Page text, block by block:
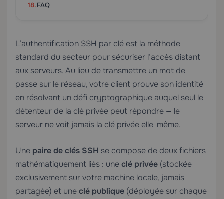
FAQ
L’authentification SSH par clé est la méthode
standard du secteur pour sécuriser l’accès distant
aux serveurs. Au lieu de transmettre un mot de
passe sur le réseau, votre client prouve son identité
en résolvant un défi cryptographique auquel seul le
détenteur de la clé privée peut répondre — le
serveur ne voit jamais la clé privée elle-même.
Une paire de clés SSH se compose de deux fichiers
mathématiquement liés : uneclé privée (stockée
exclusivement sur votre machine locale, jamais
partagée) et uneclé publique (déployée sur chaque